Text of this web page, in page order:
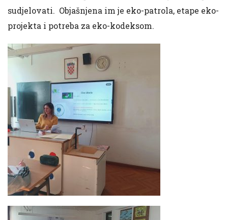
sudjelovati. Objašnjena im je eko-patrola, etape eko-
projekta i potreba za eko-kodeksom.